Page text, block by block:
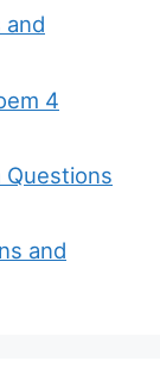
and
4
Questions
and